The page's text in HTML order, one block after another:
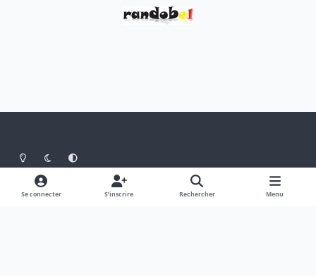
Light ModeDark ModeSystem Preference
Langue Thème
Politique de confidentialité
Se connecter S’inscrire Rechercher Menu